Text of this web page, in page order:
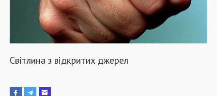
Світлина з відкритих джерел